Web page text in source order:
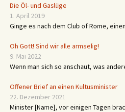
Die Öl- und Gaslüge
1. April 2019
Ginge es nach dem Club of Rome,
Oh Gott! Sind wir alle armselig!
9. Mai 2022
Wenn man sich so anschaut, was
Offener Brief an einen Kultusminister
22. Dezember 2021
Minister [Name], vor einigen Tagen